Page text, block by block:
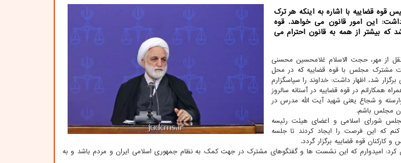
قوه قضاییه با اشاره به اینکه هر ترک
این امور قانون می خواهد. قوه
که بیشتر از همه به قانون احترام می
از مهر، حجت الاسلام غلامحسین محسنی
مشترک مجلس با قوه قضاییه که در محل
شد، اظهار داشت: خداوند را سپاسگزارم
همکارانم در قوه قضاییه در آستانه سالروز
و شجاع یعنی شهید آیت الله مدرس در
مجلس باشم.
شورای اسلامی و اعضای هیئت رئیسه
که این فرصت را ایجاد کردند تا جلسه
کارکنان قوه قضاییه برگزار گردد.
کرد: امیدوارم که این نشست ها و گفتگوهای مشترک در جهت کمک به نظام جمهوری اسلامی ایران و مردم باشد و به